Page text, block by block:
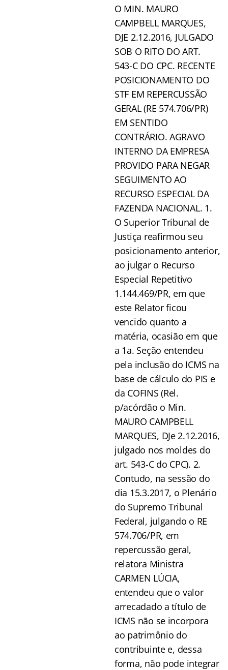
O MIN. MAURO
CAMPBELL MARQUES,
DJE 2.12.2016, JULGADO
SOB O RITO DO ART.
543-C DO CPC. RECENTE
POSICIONAMENTO DO
STF EM REPERCUSSÃO
GERAL (RE 574.706/PR)
EM SENTIDO
CONTRÁRIO. AGRAVO
INTERNO DA EMPRESA
PROVIDO PARA NEGAR
SEGUIMENTO AO
RECURSO ESPECIAL DA
FAZENDA NACIONAL. 1.
O Superior Tribunal de
Justiça reafirmou seu
posicionamento anterior,
ao julgar o Recurso
Especial Repetitivo
1.144.469/PR, em que
este Relator ficou
vencido quanto a
matéria, ocasião em que
a 1a. Seção entendeu
pela inclusão do ICMS na
base de cálculo do PIS e
da COFINS (Rel.
p/acórdão o Min.
MAURO CAMPBELL
MARQUES, DJe 2.12.2016,
julgado nos moldes do
art. 543-C do CPC). 2.
Contudo, na sessão do
dia 15.3.2017, o Plenário
do Supremo Tribunal
Federal, julgando o RE
574.706/PR, em
repercussão geral,
relatora Ministra
CARMEN LÚCIA,
entendeu que o valor
arrecadado a título de
ICMS não se incorpora
ao patrimônio do
contribuinte e, dessa
forma, não pode integrar